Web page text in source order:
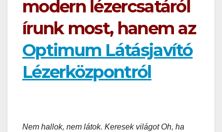
modern lézercsatáról
írunk most, hanem az
Optimum Látásjavító
Lézerközpontról
Nem hallok, nem látok. Keresek világot Oh, ha